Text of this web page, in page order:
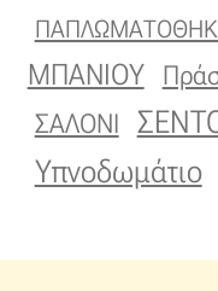
ΜΠΑΝΙΟΥ
ΣΑΛΟΝΙ
Υπνοδωμάτιο